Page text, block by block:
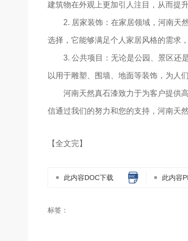
建筑物在外观上更加引人注目，从而提
2. 居家装饰：在家居领域，河南天
选择，它能够满足个人家居风格的需求
3. 公共项目：无论是公园、景区还
以用于雕塑、围墙、地面等装饰，为人
河南天然真石漆致力于为客户提供
信通过我们的努力和您的支持，河南天
【全文完】
此内容DOC下载 此内容
标签：